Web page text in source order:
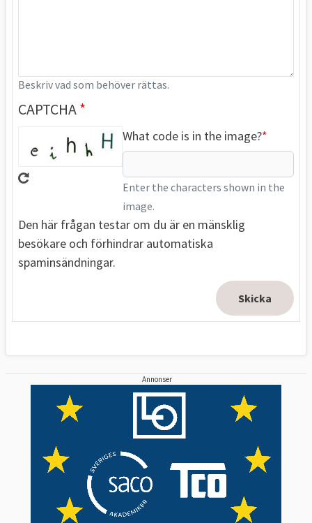
Beskriv vad som behöver rättas.
CAPTCHA
What code is in the image?
Enter the characters shown in the
image.
Den här frågan testar om du är en mänsklig
besökare och förhindrar automatiska
spaminsändningar.
Annonser